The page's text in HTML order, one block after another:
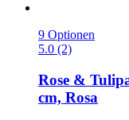
9 Optionen
5.0 (2)
Rose &
cm, Rosa